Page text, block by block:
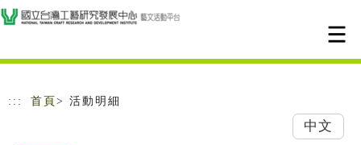
跳到主要內容
網站導覽
::: 首頁 > 活動明細
中文